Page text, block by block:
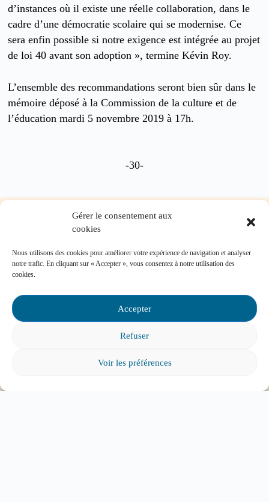
Gérer le consentement aux
cookies
Nous utilisons des cookies pour améliorer votre expérience de navigation et analyser
notre trafic. En cliquant sur « Accepter », vous consentez à notre utilisation des
cookies.
Accepter
Refuser
Voir les préférences
d’instances où il existe une réelle collaboration, dans le
cadre d’une démocratie scolaire qui se modernise. Ce
sera enfin possible si notre exigence est intégrée au projet
de loi 40 avant son adoption », termine Kévin Roy.
L’ensemble des recommandations seront bien sûr dans le
mémoire déposé à la Commission de la culture et de
l’éducation mardi 5 novembre 2019 à 17h.
-30-
Nos services-conseils
Vous pouvez communiquer avec nous pour
toute question concernant :
Les instances de participation parentale
La réussite de votre enfant